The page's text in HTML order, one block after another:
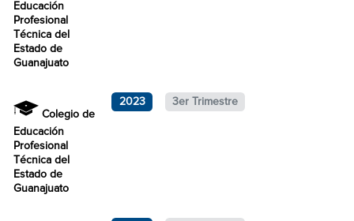
Educación
Profesional
Técnica del
Estado de
Guanajuato
Colegio de
Educación
Profesional
Técnica del
Estado de
Guanajuato
2023 3er Trimestre